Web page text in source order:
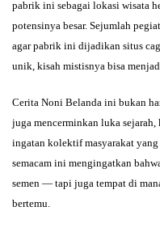
pabrik ini sebagai lokasi wisata
potensinya besar. Sejumlah
agar pabrik ini dijadikan situs
unik, kisah mistisnya bisa
Cerita Noni Belanda ini bukan
juga mencerminkan luka sejarah,
ingatan kolektif masyarakat
semacam ini mengingatkan
semen — tapi juga tempat di
bertemu.